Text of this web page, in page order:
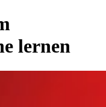
lernen